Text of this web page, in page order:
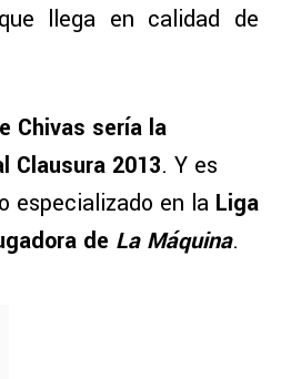
llega en calidad de
Chivas sería la
Clausura 2013. Y es
especializado en la Liga
de La Máquina.